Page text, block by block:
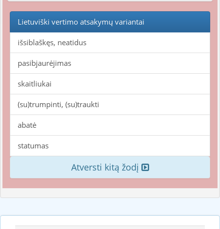
Lietuviški vertimo atsakymų variantai
išsiblaškęs, neatidus
pasibjaurėjimas
skaitliukai
(su)trumpinti, (su)traukti
abatė
statumas
Atversti kitą žodį